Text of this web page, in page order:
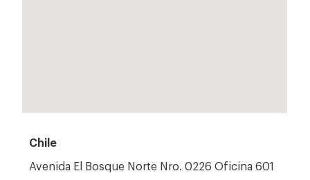
Chile
Avenida El Bosque Norte Nro. 0226 Oficina 601